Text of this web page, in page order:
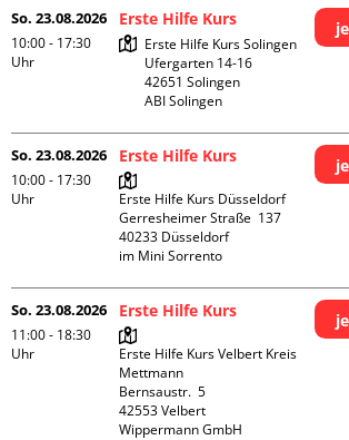
So. 23.08.2026
10:00 - 17:30
Uhr
Erste Hilfe Kurs
Erste Hilfe Kurs Solingen
Ufergarten 14-16
42651 Solingen
ABI Solingen
So. 23.08.2026
10:00 - 17:30
Uhr
Erste Hilfe Kurs
Erste Hilfe Kurs Düsseldorf
Gerresheimer Straße  137
40233 Düsseldorf
im Mini Sorrento
So. 23.08.2026
11:00 - 18:30
Uhr
Erste Hilfe Kurs
Erste Hilfe Kurs Velbert Kreis
Mettmann
Bernsaustr.  5
42553 Velbert
Wippermann GmbH